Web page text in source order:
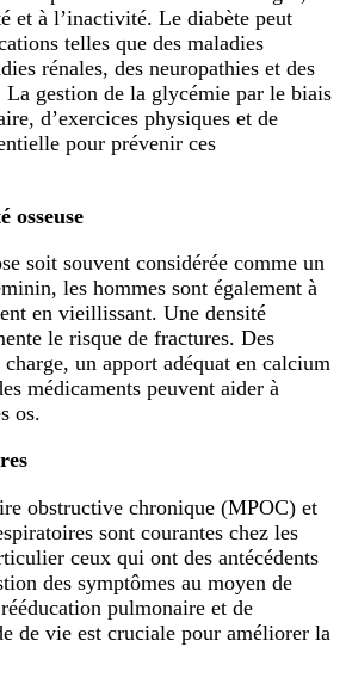
et à l’inactivité. Le diabète peut
telles que des maladies
rénales, des neuropathies et des
gestion de la glycémie par le biais
d’exercices physiques et de
pour prévenir ces
osseuse
soit souvent considérée comme un
les hommes sont également à
en vieillissant. Une densité
le risque de fractures. Des
un apport adéquat en calcium
médicaments peuvent aider à
os.
obstructive chronique (MPOC) et
sont courantes chez les
ceux qui ont des antécédents
des symptômes au moyen de
pulmonaire et de
de vie est cruciale pour améliorer la